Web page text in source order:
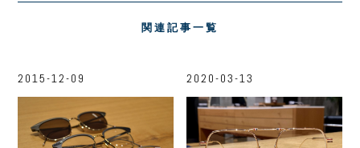
関連記事一覧
2015-12-09 2020-03-13